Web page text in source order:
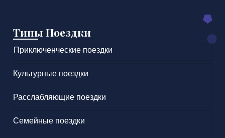
Типы Поездки
Приключенческие поездки
Культурные поездки
Расслабляющие поездки
Семейные поездки